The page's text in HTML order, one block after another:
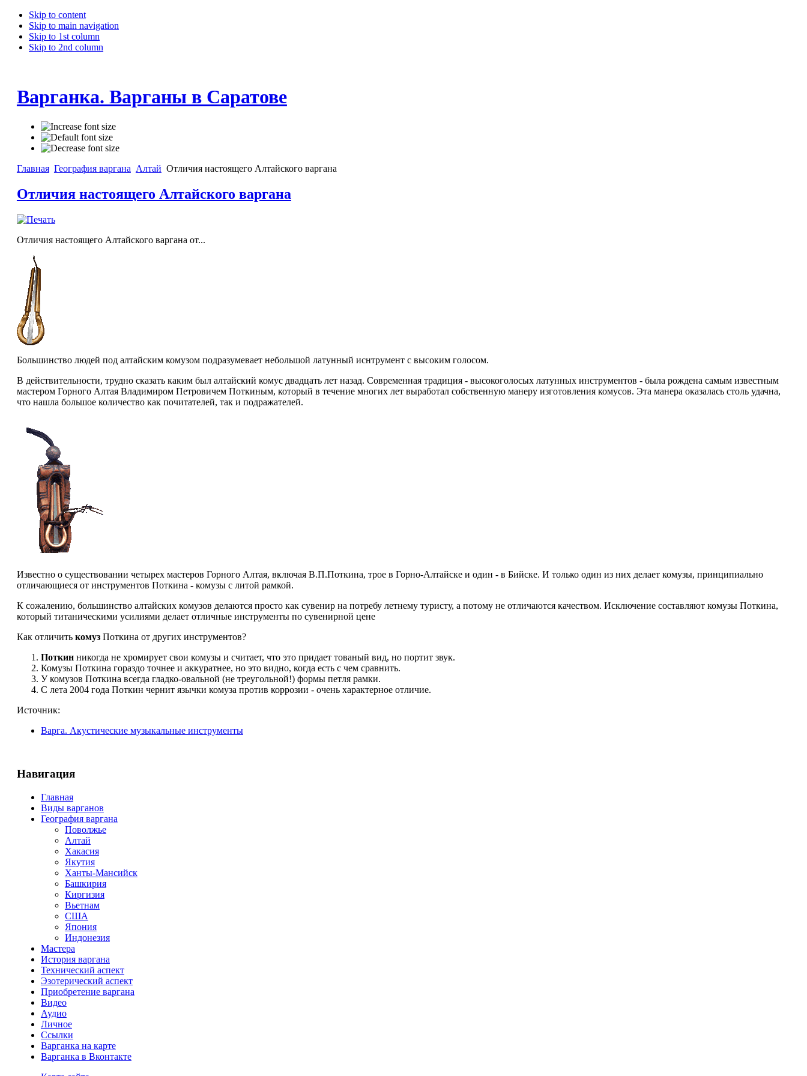
Skip to content
Skip to main navigation
Skip to 1st column
Skip to 2nd column
Варганка. Варганы в Саратове
Главная География варгана Алтай Отличия настоящего Алтайского варгана
Отличия настоящего Алтайского варгана
Отличия настоящего Алтайского варгана от...
Большинство людей под алтайским комузом подразумевает небольшой латунный иснтрумент с высоким голосом.
В действительности, трудно сказать каким был алтайский комус двадцать лет назад. Современная традиция - высокоголосых латунных инструментов - была рождена самым известным
мастером Горного Алтая Владимиром Петровичем Поткиным, который в течение многих лет выработал собственную манеру изготовления комусов. Эта манера оказалась столь удачна,
что нашла большое количество как почитателей, так и подражателей.
Известно о существовании четырех мастеров Горного Алтая, включая В.П.Поткина, трое в Горно-Алтайске и один - в Бийске. И только один из них делает комузы, принципиально
отличающиеся от инструментов Поткина - комузы с литой рамкой.
К сожалению, большинство алтайских комузов делаются просто как сувенир на потребу летнему туристу, а потому не отличаются качеством. Исключение составляют комузы Поткина,
который титаническими усилиями делает отличные инструменты по сувенирной цене
Как отличить комузПоткина от других инструментов?
Поткинникогда не хромирует свои комузы и считает, что это придает тованый вид, но портит звук.
Комузы Поткина гораздо точнее и аккуратнее, но это видно, когда есть с чем сравнить.
У комузов Поткина всегда гладко-овальной (не треугольной!) формы петля рамки.
С лета 2004 года Поткин чернит язычки комуза против коррозии - очень характерное отличие.
Источник:
Варга. Акустические музыкальные инструменты
Навигация
Главная
Виды варганов
География варгана
Поволжье
Алтай
Хакасия
Якутия
Ханты-Мансийск
Башкирия
Киргизия
Вьетнам
США
Япония
Индонезия
Мастера
История варгана
Технический аспект
Эзотерический аспект
Приобретение варгана
Видео
Аудио
Личное
Ссылки
Варганка на карте
Варганка в Вконтакте